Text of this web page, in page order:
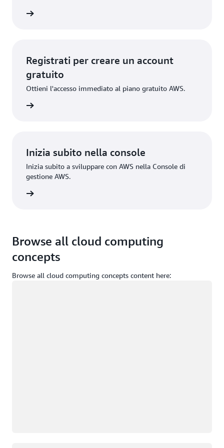
Registrati per creare un account
gratuito
Ottieni l'accesso immediato al piano gratuito AWS.
Inizia subito nella console
Inizia subito a sviluppare con AWS nella Console di
gestione AWS.
Browse all cloud computing
concepts
Browse all cloud computing concepts content here: